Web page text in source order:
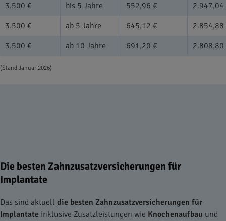
3.500 € bis 5 Jahre 552,96 €
2.947,04
3.500 €
ab 5 Jahre 645,12 €
2.854,88
3.500 €
ab 10 Jahre 691,20 € 2.808,80
(Stand Januar 2026)
Die besten Zahnzusatzversicherungen für
Implantate
Das sind aktuell die besten Zahnzusatzversicherungen für
Implantate inklusive Zusatzleistungen wie Knochenaufbau und